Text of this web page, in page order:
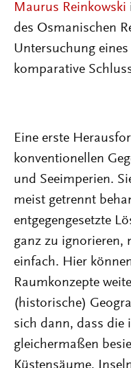
Maurus Reinkowski
des Osmanischen
Untersuchung
komparative
Eine erste
konventionellen
und Seeimperien.
meist getrennt
entgegengesetzte
ganz zu ignorieren,
einfach. Hier
Raumkonzepte
(historische)
sich dann, dass die
gleichermaßen
Küstensäume,